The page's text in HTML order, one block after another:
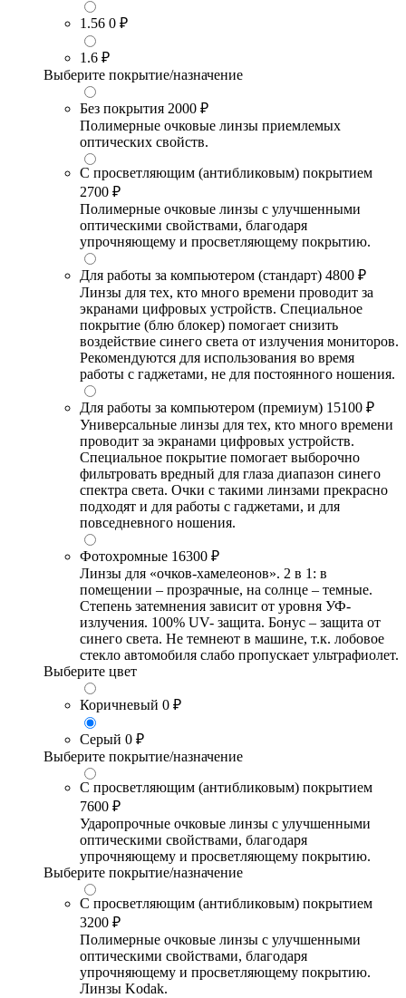
1.56 0 ₽
1.6 ₽
Выберите покрытие/назначение
Без покрытия 2000 ₽
Полимерные очковые линзы приемлемых
оптических свойств.
С просветляющим (антибликовым) покрытием
2700 ₽
Полимерные очковые линзы с улучшенными
оптическими свойствами, благодаря
упрочняющему и просветляющему покрытию.
Для работы за компьютером (стандарт) 4800 ₽
Линзы для тех, кто много времени проводит за
экранами цифровых устройств. Специальное
покрытие (блю блокер) помогает снизить
воздействие синего света от излучения мониторов.
Рекомендуются для использования во время
работы с гаджетами, не для постоянного ношения.
Для работы за компьютером (премиум) 15100 ₽
Универсальные линзы для тех, кто много времени
проводит за экранами цифровых устройств.
Специальное покрытие помогает выборочно
фильтровать вредный для глаза диапазон синего
спектра света. Очки с такими линзами прекрасно
подходят и для работы с гаджетами, и для
повседневного ношения.
Фотохромные 16300 ₽
Линзы для «очков-хамелеонов». 2 в 1: в
помещении – прозрачные, на солнце – темные.
Степень затемнения зависит от уровня УФ-
излучения. 100% UV- защита. Бонус – защита от
синего света. Не темнеют в машине, т.к. лобовое
стекло автомобиля слабо пропускает ультрафиолет.
Выберите цвет
Коричневый 0 ₽
Серый 0 ₽
Выберите покрытие/назначение
С просветляющим (антибликовым) покрытием
7600 ₽
Ударопрочные очковые линзы с улучшенными
оптическими свойствами, благодаря
упрочняющему и просветляющему покрытию.
Выберите покрытие/назначение
С просветляющим (антибликовым) покрытием
3200 ₽
Полимерные очковые линзы с улучшенными
оптическими свойствами, благодаря
упрочняющему и просветляющему покрытию.
Линзы Kodak.